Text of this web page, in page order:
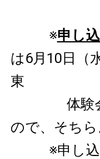
※申し
は6月10日（
東
体験会申
ので、そち
※申し込み